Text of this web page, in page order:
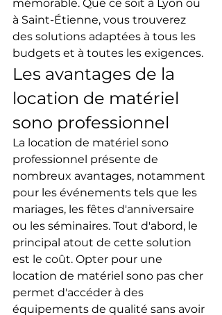
mémorable. Que ce soit à Lyon ou
à Saint-Étienne, vous trouverez
des solutions adaptées à tous les
budgets et à toutes les exigences.
Les avantages de la
location de matériel
sono professionnel
La location de matériel sono
professionnel présente de
nombreux avantages, notamment
pour les événements tels que les
mariages, les fêtes d'anniversaire
ou les séminaires. Tout d'abord, le
principal atout de cette solution
est le coût. Opter pour une
location de matériel sono pas cher
permet d'accéder à des
équipements de qualité sans avoir